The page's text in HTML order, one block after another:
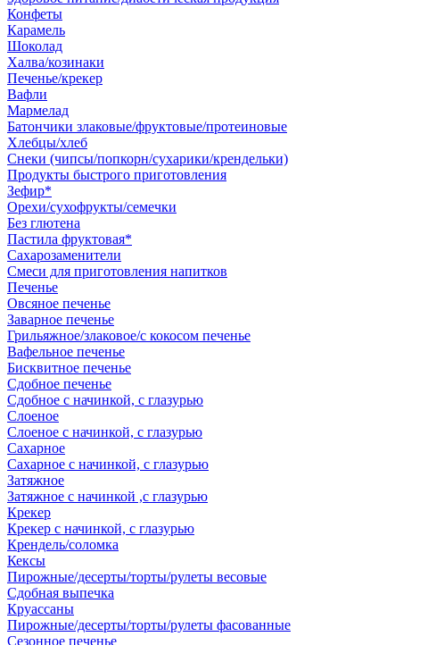
Конфеты
Карамель
Шоколад
Халва/козинаки
Печенье/крекер
Вафли
Мармелад
Батончики злаковые/фруктовые/протеиновые
Хлебцы/хлеб
Снеки (чипсы/попкорн/сухарики/крендельки)
Продукты быстрого приготовления
Зефир*
Орехи/сухофрукты/семечки
Без глютена
Пастила фруктовая*
Сахарозаменители
Смеси для приготовления напитков
Печенье
Овсяное печенье
Заварное печенье
Грильяжное/злаковое/с кокосом печенье
Вафельное печенье
Бисквитное печенье
Сдобное печенье
Сдобное с начинкой, с глазурью
Слоеное
Слоеное с начинкой, с глазурью
Сахарное
Сахарное с начинкой, с глазурью
Затяжное
Затяжное с начинкой ,с глазурью
Крекер
Крекер с начинкой, с глазурью
Крендель/соломка
Кексы
Пирожные/десерты/торты/рулеты весовые
Сдобная выпечка
Круассаны
Пирожные/десерты/торты/рулеты фасованные
Сезонное печенье